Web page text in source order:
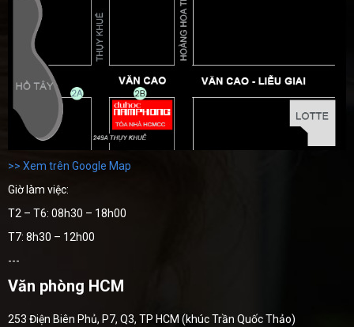
>> Xem trên Google Map
Giờ làm việc:
T2 – T6: 08h30 – 18h00
T7: 8h30 – 12h00
---
Văn phòng HCM
253 Điện Biên Phủ, P7, Q3, TP HCM (khúc Trần Quốc Thảo)